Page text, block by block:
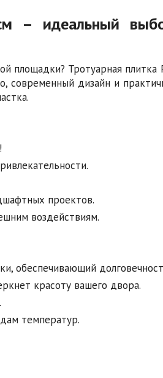
– идеальный
площадки? Тротуарная
современный дизайн и
проектов.
воздействиям.
обеспечивающий
красоту вашего двора.
температур.